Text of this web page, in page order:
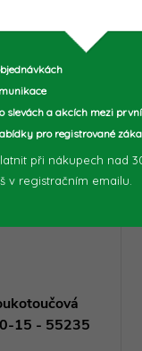
umožňuje
ostření pilových
inovativnímu
15 - 55235
slevách a akcích mezi
pro registrované
při nákupech nad
v registračním emailu.